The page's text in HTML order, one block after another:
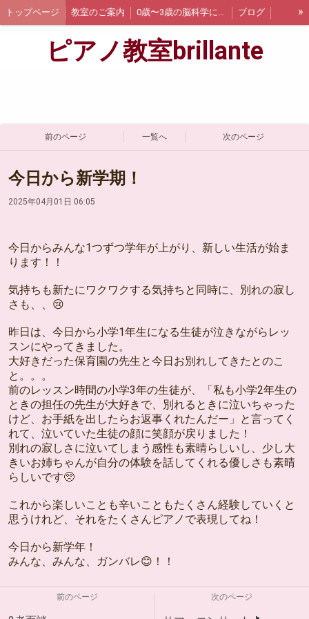
トップページ 教室のご案内 0歳〜3歳の脳科学に基づく音感教育EQWEL♪ドレミコース♪ ブログ
コンクール情報
»
ピアノ教室brillante
前のページ 一覧へ 次のページ
今日から新学期！
2025年04月01日 06:05
今日からみんな1つずつ学年が上がり、新しい生活が始ま
ります！！
気持ちも新たにワクワクする気持ちと同時に、別れの寂し
さも、、😢
昨日は、今日から小学1年生になる生徒が泣きながらレッ
スンにやってきました。
大好きだった保育園の先生と今日お別れしてきたとのこ
と。。。
前のレッスン時間の小学3年の生徒が、「私も小学2年生の
ときの担任の先生が大好きで、別れるときに泣いちゃった
けど、お手紙を出したらお返事くれたんだー」と言ってく
れて、泣いていた生徒の顔に笑顔が戻りました！
別れの寂しさに泣いてしまう感性も素晴らしいし、少し大
きいお姉ちゃんが自分の体験を話してくれる優しさも素晴
らしいです🥺
これから楽しいことも辛いこともたくさん経験していくと
思うけれど、それをたくさんピアノで表現してね！
今日から新学年！
みんな、みんな、ガンバレ😊！！
前のページ 次のページ